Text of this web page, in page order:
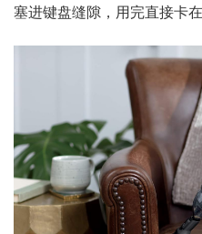
塞进键盘缝隙，用完直接卡